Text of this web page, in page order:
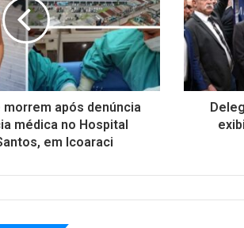
morrem após denúncia
médica no Hospital
em Icoaraci